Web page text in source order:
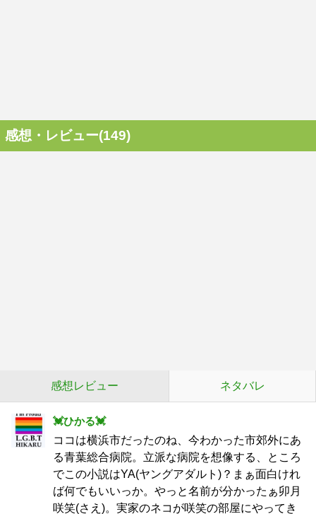
感想・レビュー(149)
感想レビュー ネタバレ
︎💓ひかる💓
ココは横浜市だったのね、今わかった市郊外にあ
る青葉総合病院。立派な病院を想像する、ところ
でこの小説はYA(ヤングアダルト)？まぁ面白けれ
ば何でもいいっか。やっと名前が分かったぁ卯月
咲笑(さえ)。実家のネコが咲笑の部屋にやってき